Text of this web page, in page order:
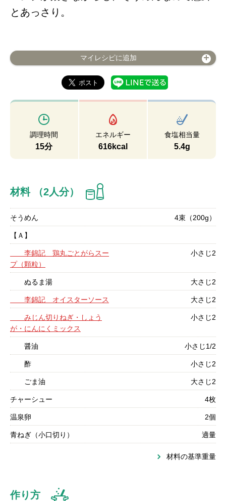
とあっさり。
マイレシピに追加
調理時間
15分
エネルギー
616kcal
食塩相当量
5.4g
材料 （2人分）
そうめん 4束（200g）
【Ａ】
李錦記 鶏丸ごとがらスー
プ（顆粒）
小さじ2
ぬるま湯 大さじ2
李錦記 オイスターソース 大さじ2
みじん切りねぎ・しょう
が・にんにくミックス
小さじ2
醤油 小さじ1/2
酢 小さじ2
ごま油 大さじ2
チャーシュー 4枚
温泉卵 2個
青ねぎ（小口切り） 適量
材料の基準重量
作り方